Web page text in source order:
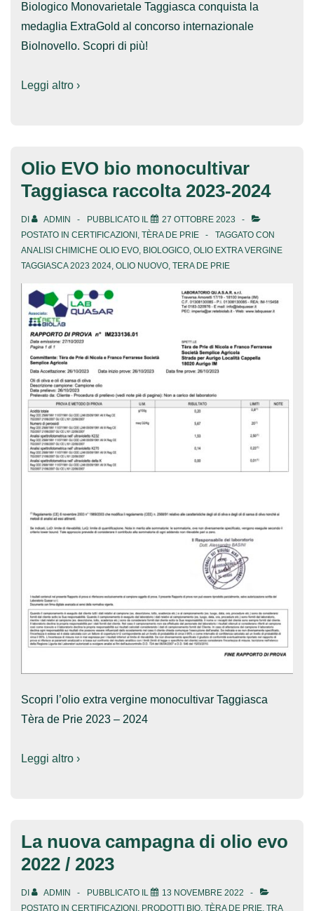
Biologico Monovarietale Taggiasca conquista la
medaglia ExtraGold al concorso internazionale
Biolnovello. Scopri di più!
Leggi altro ›
Olio EVO bio monocultivar
Taggiasca raccolta 2023-2024
DI ADMIN PUBBLICATO IL
27 OTTOBRE 2023
POSTATO IN CERTIFICAZIONI , TÈRA DE PRIE
TAGGATO CON
ANALISI CHIMICHE OLIO EVO, BIOLOGICO, OLIO EXTRA VERGINE
TAGGIASCA 2023 2024, OLIO NUOVO, TERA DE PRIE
Scopri l’olio extra vergine monocultivar Taggiasca
Tèra de Prie 2023 – 2024
Leggi altro ›
La nuova campagna di olio evo
2022 / 2023
DI ADMIN PUBBLICATO IL
13 NOVEMBRE 2022
POSTATO IN CERTIFICAZIONI , PRODOTTI BIO, TÈRA DE PRIE, TRA